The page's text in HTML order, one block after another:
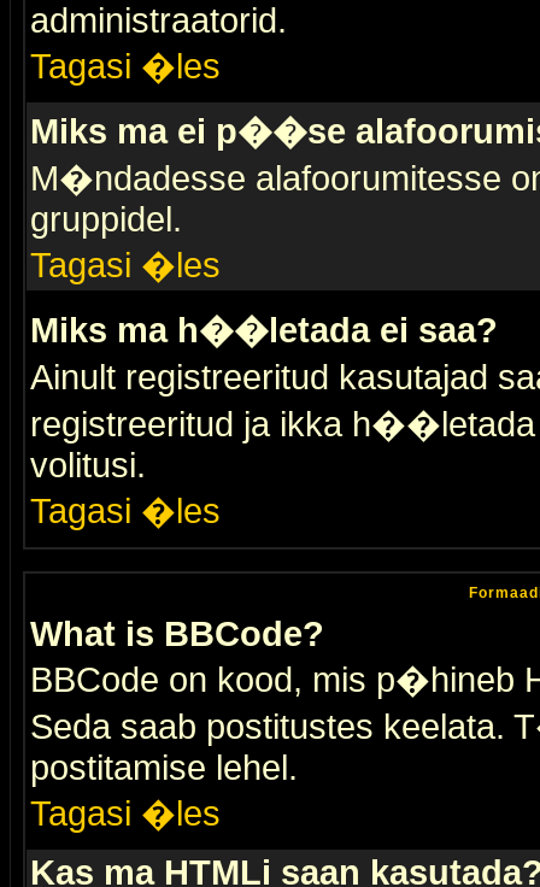
administraatorid.
Tagasi �les
Miks ma ei p��se
M�ndadesse alafoorumitesse
gruppidel.
Tagasi �les
Miks ma h��letada ei saa?
Ainult registreeritud kasutajad
registreeritud ja ikka h��letada
volitusi.
Tagasi �les
What is BBCode?
BBCode on kood, mis p�hineb
Seda saab postitustes keelata.
postitamise lehel.
Tagasi �les
Kas ma HTMLi saan